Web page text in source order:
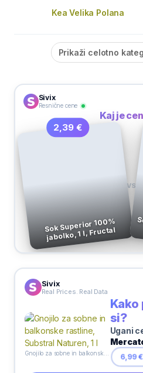
Kea Velika Polana
Prikaži celotno
Sivix
Resnične cene
Kaj je
2,39 €
Sok Superior 100%
jabolko, 1 l, Fructal
VS
Sivix
Real Prices. Real Data
Kako
si?
Ugani
6,99 €